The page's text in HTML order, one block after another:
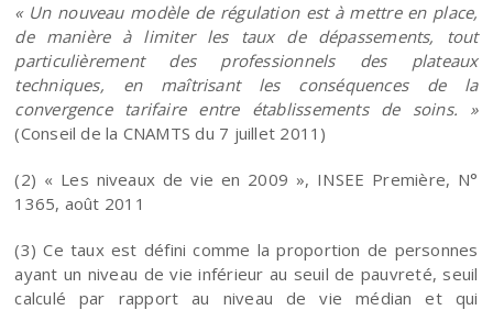
« Un nouveau modèle de régulation est à mettre en place,
de manière à limiter les taux de dépassements, tout
particulièrement des professionnels des plateaux
techniques, en maîtrisant les conséquences de la
convergence tarifaire entre établissements de soins. »
(Conseil de la CNAMTS du 7 juillet 2011)
(2) « Les niveaux de vie en 2009 », INSEE Première, N°
1365, août 2011
(3) Ce taux est défini comme la proportion de personnes
ayant un niveau de vie inférieur au seuil de pauvreté, seuil
calculé par rapport au niveau de vie médian et qui